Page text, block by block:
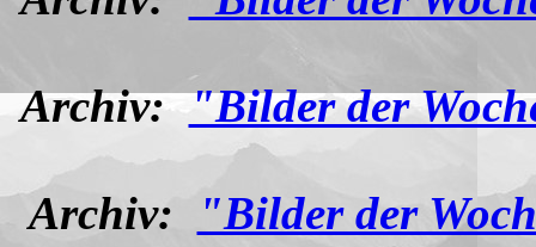
Archiv:"Bilder der
Archiv: "Bilder der